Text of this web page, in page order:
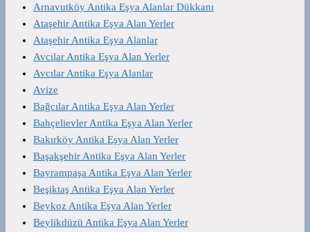
Arnavutköy Antika Eşya Alanlar Dükkanı
Ataşehir Antika Eşya Alan Yerler
Ataşehir Antika Eşya Alanlar
Avcılar Antika Eşya Alan Yerler
Avcılar Antika Eşya Alanlar
Avize
Bağcılar Antika Eşya Alan Yerler
Bahçelievler Antika Eşya Alan Yerler
Bakırköy Antika Eşya Alan Yerler
Başakşehir Antika Eşya Alan Yerler
Bayrampaşa Antika Eşya Alan Yerler
Beşiktaş Antika Eşya Alan Yerler
Beykoz Antika Eşya Alan Yerler
Beylikdüzü Antika Eşya Alan Yerler